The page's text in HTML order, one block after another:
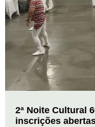
2ª Noite Cultural
inscrições